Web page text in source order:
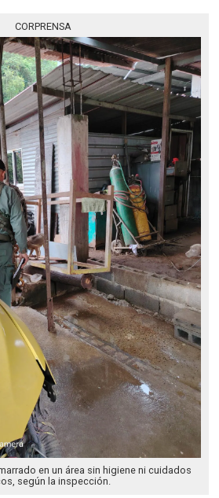
CORPRENSA
en un área sin higiene ni cuidados
según la inspección.